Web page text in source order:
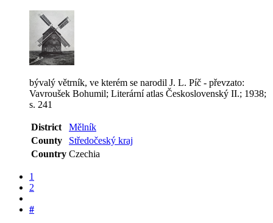
bývalý větrník, ve kterém se narodil J. L. Píč - převzato:
Vavroušek Bohumil; Literární atlas Československý II.; 1938;
s. 241
District
Mělník
County
Středočeský kraj
Country Czechia
1
2
#